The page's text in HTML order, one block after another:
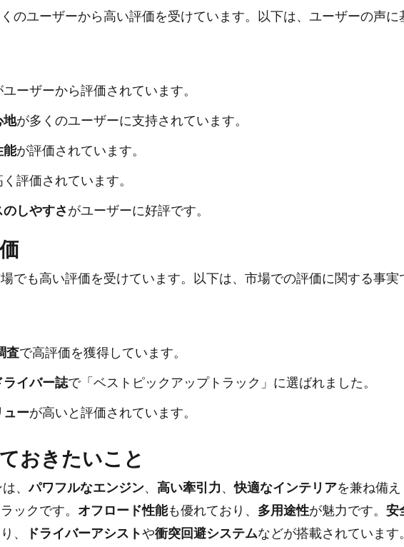
のユーザーから高い評価を受けています。以下は、ユーザーの声に
ユーザーから評価されています。
地が多くのユーザーに支持されています。
能が評価されています。
く評価されています。
しやすさがユーザーに好評です。
でも高い評価を受けています。以下は、市場での評価に関する事実
査で高評価を獲得しています。
ライバー誌で「ベストピックアップトラック」に選ばれました。
ューが高いと評価されています。
おきたいこと
は、パワフルなエンジン、 高い牽引力、快適なインテリアを兼ね備え
ックです。 オフロード性能も優れており、 多用途性が魅力です。 安
、 ドライバーアシストや衝突回避システムなどが搭載されています